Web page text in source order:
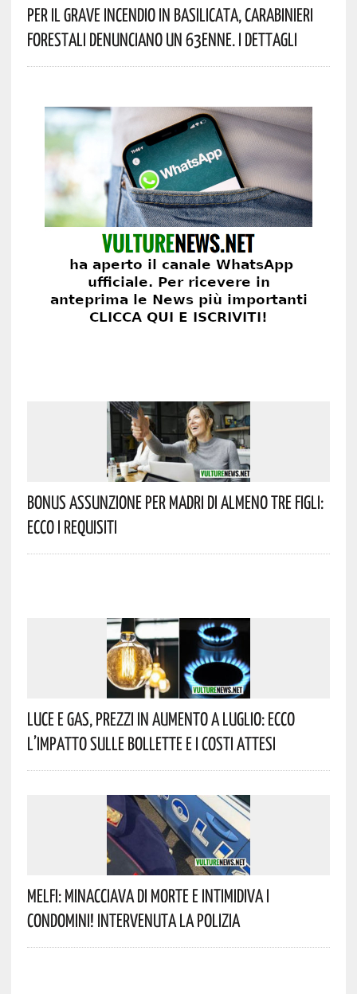
Per Il Grave Incendio In Basilicata, Carabinieri
Forestali Denunciano Un 63enne. I Dettagli
Bonus Assunzione Per Madri Di Almeno Tre Figli:
Ecco I Requisiti
Luce E Gas, Prezzi In Aumento A Luglio: Ecco
L’impatto Sulle Bollette E I Costi Attesi
Melfi: Minacciava Di Morte E Intimidiva I
Condomini! Intervenuta La Polizia